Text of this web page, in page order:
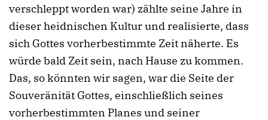
verschleppt worden war) zählte seine Jahre in
dieser heidnischen Kultur und realisierte, dass
sich Gottes vorherbestimmte Zeit näherte. Es
würde bald Zeit sein, nach Hause zu kommen.
Das, so könnten wir sagen, war die Seite der
Souveränität Gottes, einschließlich seines
vorherbestimmten Planes und seiner